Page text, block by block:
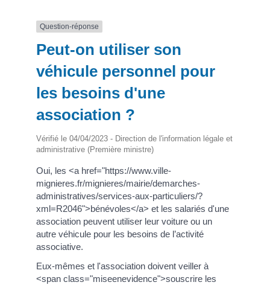
Question-réponse
Peut-on utiliser son
véhicule personnel pour
les besoins d'une
association ?
Vérifié le 04/04/2023 - Direction de l'information légale et
administrative (Première ministre)
Oui, les <a href="https://www.ville-
mignieres.fr/mignieres/mairie/demarches-
administratives/services-aux-particuliers/?
xml=R2046">bénévoles</a> et les salariés d'une
association peuvent utiliser leur voiture ou un
autre véhicule pour les besoins de l’activité
associative.
Eux-mêmes et l'association doivent veiller à
<span class="miseenevidence">souscrire les